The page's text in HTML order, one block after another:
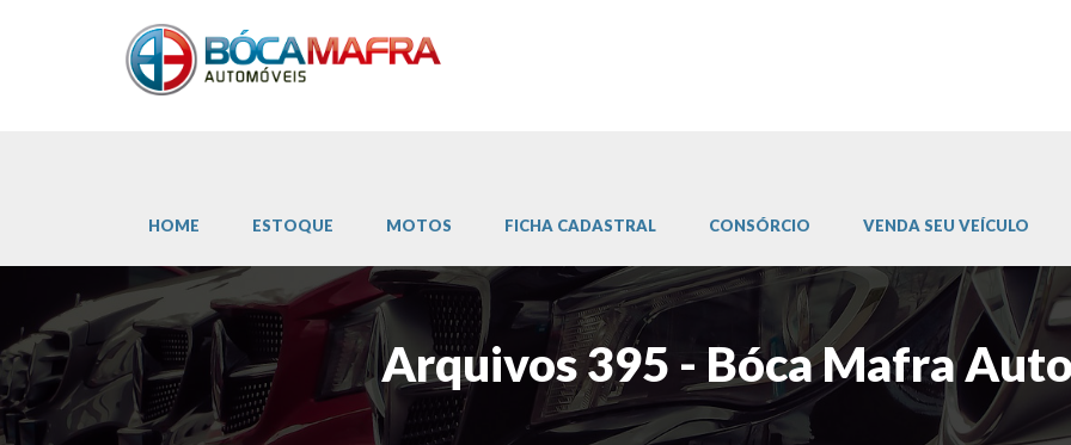
HOME ESTOQUE MOTOS FICHA CADASTRAL CONSÓRCIO VENDA SEU VEÍCULO
Arquivos 395 - Bóca Mafra